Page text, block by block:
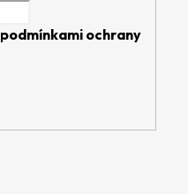
podmínkami ochrany